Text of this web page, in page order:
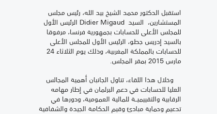
استقبل الدكتور محمد الشيخ بيد الله، رئيس مجلس
المستشارين، السيد Didier Migaud الرئيس الأول
للمجلس الأعلى للحسابات بجمهورية فرنسا، مرفوقا
بالسيد إدريس جطو، الرئيس الأول للمجلس الأعلى
للحسابات بالمملكة المغربية، وذلك يوم الثلاثاء 24
مارس 2015 بمقر المجلس.
وخلال هذا اللقاء، تناول الجانبان أهمية المجالس
العليا للحسابات في دعم البرلمان في إطار مهامه
الرقابية والتقييميــة للمالية العمومية، ودورها في
تدعيم وحماية مبادئ وقيم الحكامة الجيدة والشفافية